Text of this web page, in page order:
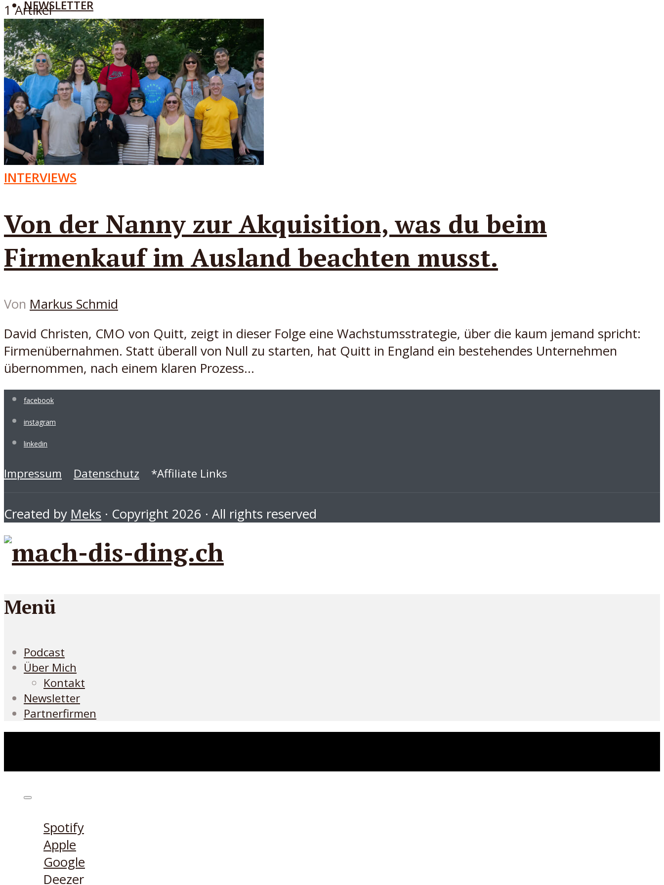
NEWSLETTER
MENÜ
1 Artikel
INTERVIEWS
Von der Nanny zur Akquisition, was du beim
Firmenkauf im Ausland beachten musst.
Von Markus Schmid
David Christen, CMO von Quitt, zeigt in dieser Folge eine Wachstumsstrategie, über die kaum jemand spricht:
Firmenübernahmen. Statt überall von Null zu starten, hat Quitt in England ein bestehendes Unternehmen
übernommen, nach einem klaren Prozess...
facebook
instagram
linkedin
Impressum Datenschutz *Affiliate Links
Created by Meks · Copyright 2026 · All rights reserved
Menü
Podcast
Über Mich
Kontakt
Newsletter
Partnerfirmen
Spotify
Apple
Google
Deezer